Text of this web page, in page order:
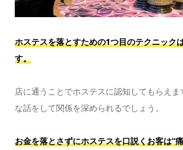
ホステスを落とすための1つ目のテクニック
す。
店に通うことでホステスに認知してもらえま
な話をして関係を深められるでしょう。
お金を落とさずにホステスを口説くお客は”